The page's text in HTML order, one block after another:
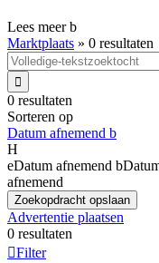
Lees meerb
Marktplaats » 0 resultaten

0 resultaten
Sorteren op
Datum afnemend b
H
eDatum afnemend b
afnemend
Zoekopdracht opslaan
Advertentie plaatsen
0 resultaten
Filter